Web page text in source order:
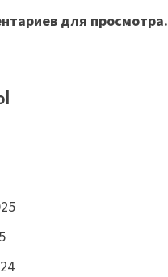
для просмотра.